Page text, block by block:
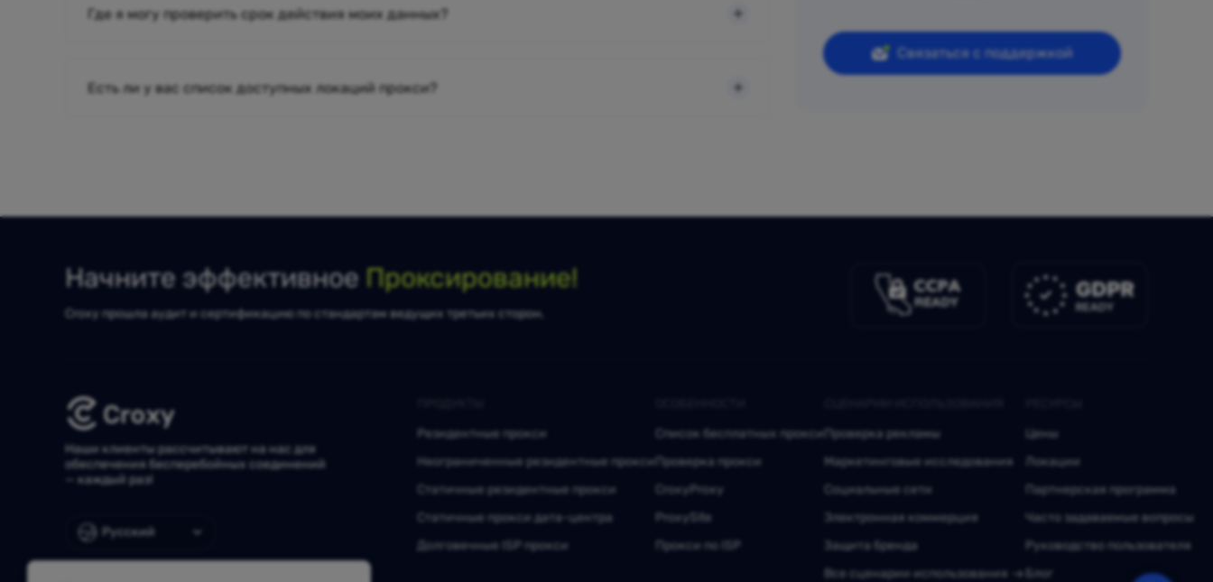
Где я могу проверить срок действия моих данных?
Есть ли у вас список доступных локаций прокси?
Связаться с поддержкой
Начните эффективное Проксирование!
Croxy прошла аудит и сертификацию по стандартам ведущих третьих сторон.
Наши клиенты рассчитывают на нас для
обеспечения бесперебойных соединений
— каждый раз!
Русский
Резидентные прокси
Неограниченные резидентные прокси
Статичные резидентные прокси
Статичные прокси дата-центра
Долговечные ISP прокси
Список бесплатных прокси
Проверка прокси
CroxyProxy
ProxySite
Прокси по ISP
Проверка рекламы
Маркетинговые исследования
Социальные сети
Электронная коммерция
Защита бренда
Все сценарии использования
Цены
Локации
Партнерская программа
Часто задаваемые вопросы
Руководство пользователя
Блог